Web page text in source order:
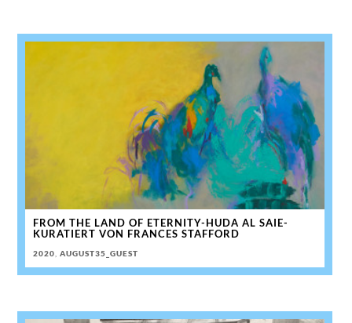
FROM THE LAND OF ETERNITY-HUDA AL SAIE-
KURATIERT VON FRANCES STAFFORD
2020 ,AUGUST35_GUEST